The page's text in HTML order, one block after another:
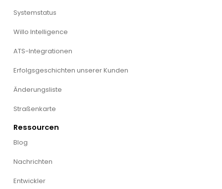
Systemstatus
Willo Intelligence
ATS-Integrationen
Erfolgsgeschichten unserer Kunden
Änderungsliste
Straßenkarte
Ressourcen
Blog
Nachrichten
Entwickler